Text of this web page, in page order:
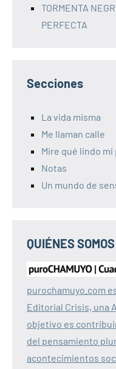
TORMENTA
PERFECTA
Secciones
La vida misma
Me llaman calle
Mire qué lindo mi
Notas
Un mundo de
QUIÉNES SOMOS
purochamuyo.com
Editorial Crisis, una
objetivo es
del pensamiento
acontecimientos